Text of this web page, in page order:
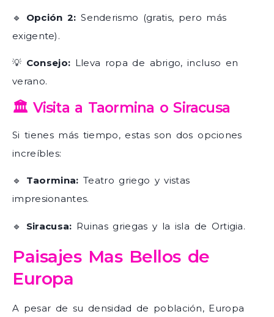
🔹 Opción 2: Senderismo (gratis, pero más
exigente).
💡 Consejo: Lleva ropa de abrigo, incluso en
verano.
🏛️ Visita a Taormina o Siracusa
Si tienes más tiempo, estas son dos opciones
increíbles:
🔹 Taormina: Teatro griego y vistas
impresionantes.
🔹 Siracusa: Ruinas griegas y la isla de Ortigia.
Paisajes Mas Bellos de
Europa
A pesar de su densidad de población, Europa